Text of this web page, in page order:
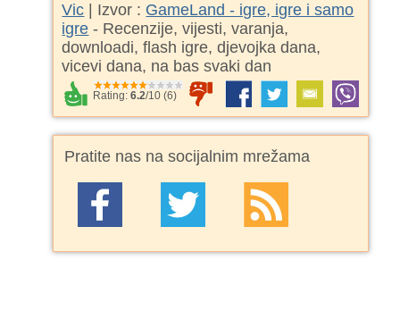
Vic | Izvor : GameLand - igre, igre i samo
igre - Recenzije, vijesti, varanja,
downloadi, flash igre, djevojka dana,
vicevi dana, na bas svaki dan
Rating:6.2/10 (6)
Pratite nas na socijalnim mrežama